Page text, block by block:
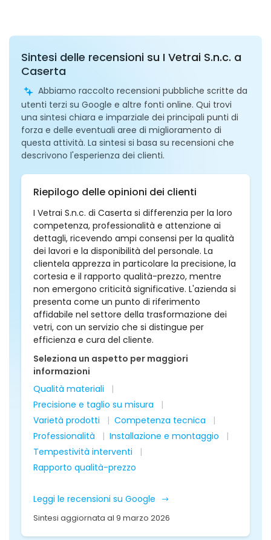
Sintesi delle recensioni su I Vetrai S.n.c. a
Caserta
Abbiamo raccolto recensioni pubbliche scritte da
utenti terzi su Google e altre fonti online. Qui trovi
una sintesi chiara e imparziale dei principali punti di
forza e delle eventuali aree di miglioramento di
questa attività. La sintesi si basa su recensioni che
descrivono l'esperienza dei clienti.
Riepilogo delle opinioni dei clienti
I Vetrai S.n.c. di Caserta si differenzia per la loro
competenza, professionalità e attenzione ai
dettagli, ricevendo ampi consensi per la qualità
dei lavori e la disponibilità del personale. La
clientela apprezza in particolare la precisione, la
cortesia e il rapporto qualità-prezzo, mentre
non emergono criticità significative. L'azienda si
presenta come un punto di riferimento
affidabile nel settore della trasformazione dei
vetri, con un servizio che si distingue per
efficienza e cura del cliente.
Seleziona un aspetto per maggiori
informazioni
Qualità materiali
Precisione e taglio su misura
Varietà prodotti
Competenza tecnica
Professionalità
Installazione e montaggio
Tempestività interventi
Rapporto qualità-prezzo
Leggi le recensioni su Google
Sintesi aggiornata al 9 marzo 2026